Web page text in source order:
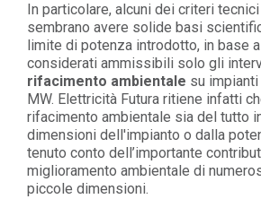
In particolare, alcuni dei criteri
sembrano avere solide basi
limite di potenza introdotto, in base
considerati ammissibili solo gli
rifacimento ambientale su
MW. Elettricità Futura ritiene infatti
rifacimento ambientale sia del tutto
dimensioni dell'impianto o dalla
tenuto conto dell’importante
miglioramento ambientale di
piccole dimensioni.